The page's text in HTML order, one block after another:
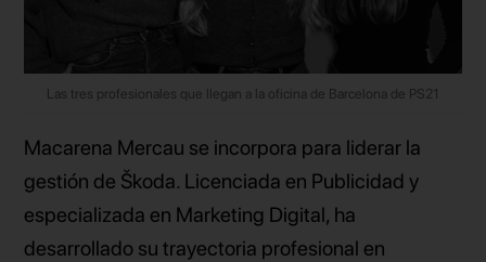
Las tres profesionales que llegan a la oficina de Barcelona de PS21
Macarena Mercau se incorpora para liderar la
gestión de Škoda. Licenciada en Publicidad y
especializada en Marketing Digital, ha
desarrollado su trayectoria profesional en